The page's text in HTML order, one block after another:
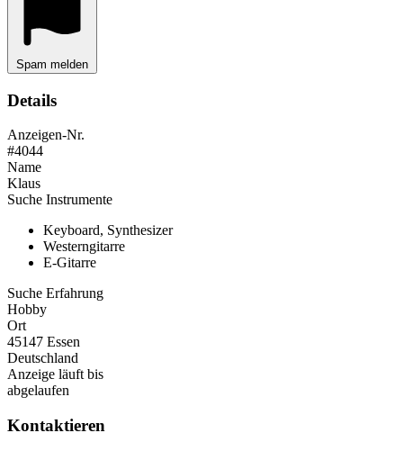
Spam melden
Details
Anzeigen-Nr.
#4044
Name
Klaus
Suche Instrumente
Keyboard, Synthesizer
Westerngitarre
E-Gitarre
Suche Erfahrung
Hobby
Ort
45147 Essen
Deutschland
Anzeige läuft bis
abgelaufen
Kontaktieren